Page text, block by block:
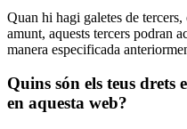
Quan hi hagi galetes de
amunt, aquests tercers podran
manera especificada
Quins són els teus drets
en aquesta web?